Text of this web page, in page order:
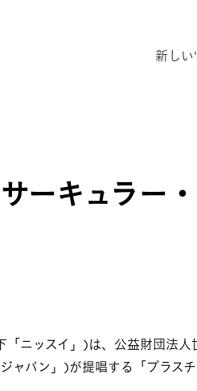
新しい
ーキュラー
ニッスイ」)は、公益財団法
パン」)が提唱する「プラスチ